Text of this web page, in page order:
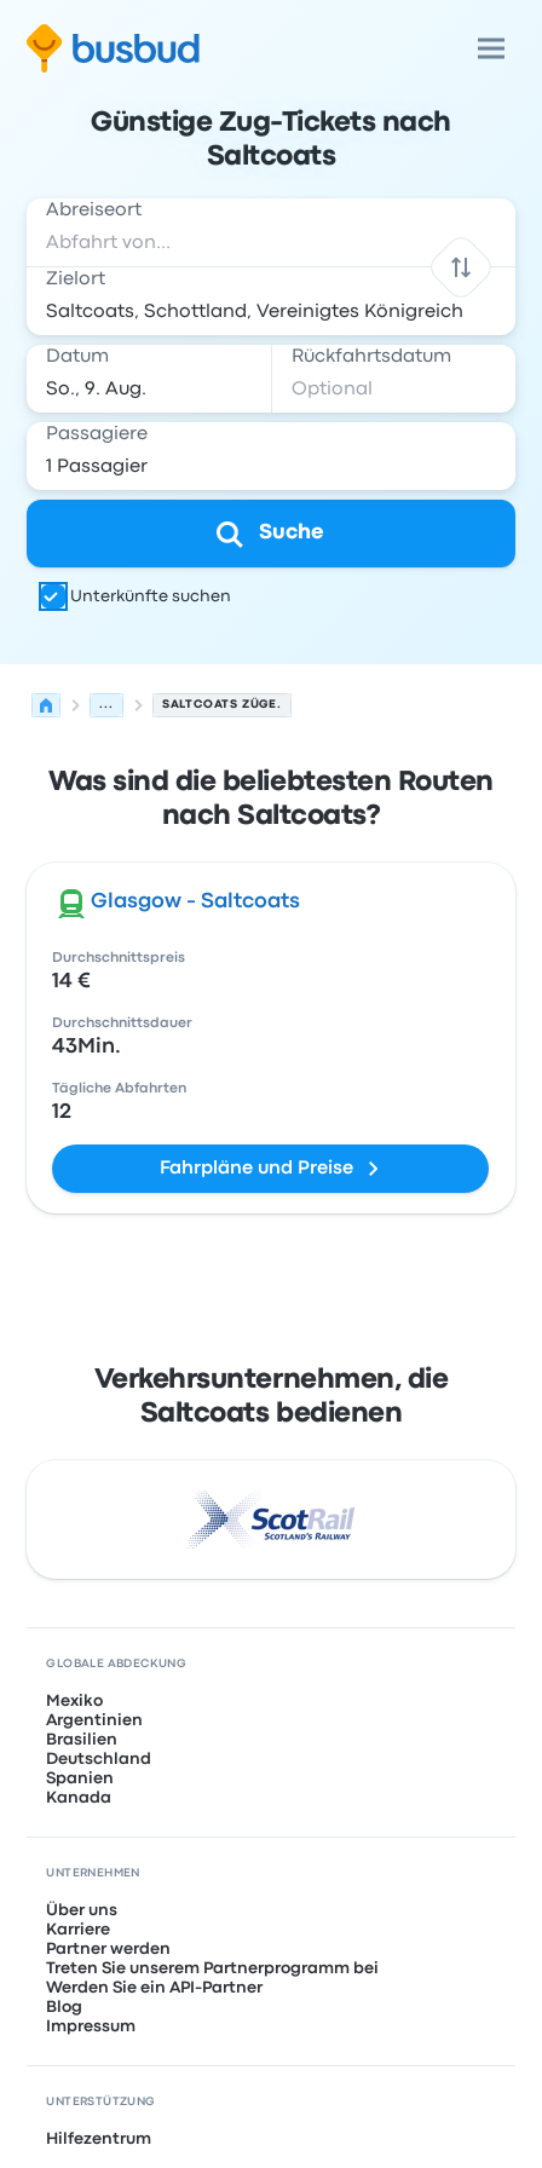
Günstige Zug-Tickets nach
Saltcoats
Abreiseort
Zielort
Datum Rückfahrtsdatum
Passagiere
Suche
Unterkünfte suchen
... SALTCOATS ZÜGE.
Was sind die beliebtesten Routen
nach Saltcoats?
Glasgow - Saltcoats
Durchschnittspreis
14 €
Durchschnittsdauer
43Min.
Tägliche Abfahrten
12
Fahrpläne und Preise
Verkehrsunternehmen, die
Saltcoats bedienen
GLOBALE ABDECKUNG
Mexiko
Argentinien
Brasilien
Deutschland
Spanien
Kanada
UNTERNEHMEN
Über uns
Karriere
Partner werden
Treten Sie unserem Partnerprogramm bei
Werden Sie ein API-Partner
Blog
Impressum
UNTERSTÜTZUNG
Hilfezentrum